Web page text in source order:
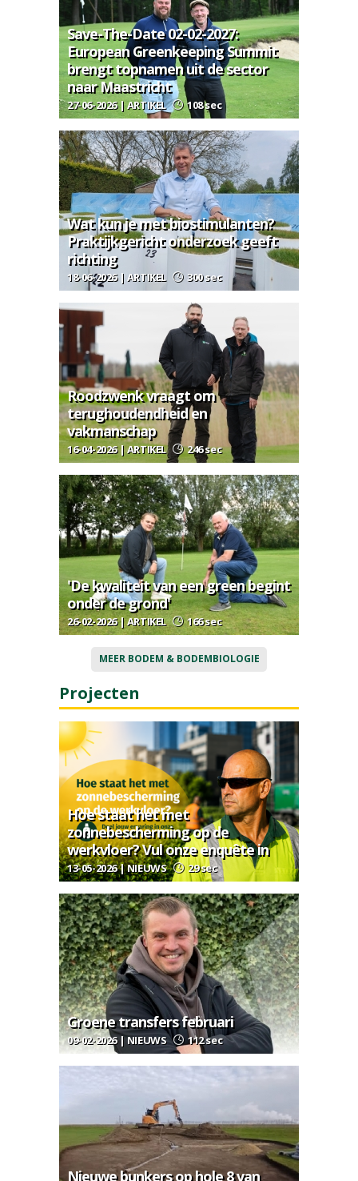
Save-The-Date 02-02-2027:
European Greenkeeping Summit
brengt topnamen uit de sector
naar Maastricht
27-06-2026 | ARTIKEL 108 sec
Wat kun je met biostimulanten?
Praktijkgericht onderzoek geeft
richting
18-06-2026 | ARTIKEL 300 sec
Roodzwenk vraagt om
terughoudendheid en
vakmanschap
16-04-2026 | ARTIKEL 246 sec
'De kwaliteit van een green begint
onder de grond'
26-02-2026 | ARTIKEL 166 sec
MEER BODEM & BODEMBIOLOGIE
Projecten
Hoe staat het met
zonnebescherming op de
werkvloer? Vul onze enquête in
13-05-2026 | NIEUWS 29 sec
Groene transfers februari
09-02-2026 | NIEUWS 112 sec
Nieuwe bunkers op hole 8 van